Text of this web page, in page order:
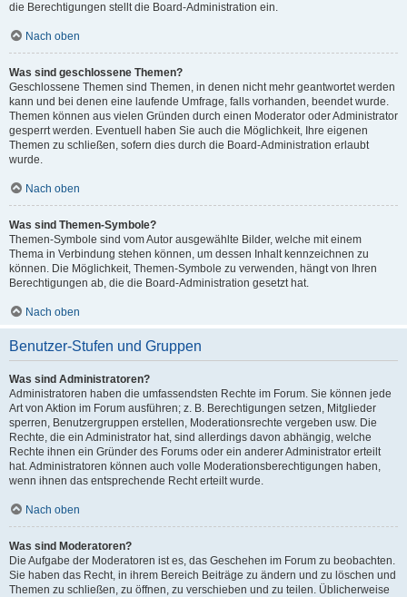
die Berechtigungen stellt die Board-Administration ein.
Nach oben
Was sind geschlossene Themen?
Geschlossene Themen sind Themen, in denen nicht mehr geantwortet werden
kann und bei denen eine laufende Umfrage, falls vorhanden, beendet wurde.
Themen können aus vielen Gründen durch einen Moderator oder Administrator
gesperrt werden. Eventuell haben Sie auch die Möglichkeit, Ihre eigenen
Themen zu schließen, sofern dies durch die Board-Administration erlaubt
wurde.
Nach oben
Was sind Themen-Symbole?
Themen-Symbole sind vom Autor ausgewählte Bilder, welche mit einem
Thema in Verbindung stehen können, um dessen Inhalt kennzeichnen zu
können. Die Möglichkeit, Themen-Symbole zu verwenden, hängt von Ihren
Berechtigungen ab, die die Board-Administration gesetzt hat.
Nach oben
Benutzer-Stufen und Gruppen
Was sind Administratoren?
Administratoren haben die umfassendsten Rechte im Forum. Sie können jede
Art von Aktion im Forum ausführen; z. B. Berechtigungen setzen, Mitglieder
sperren, Benutzergruppen erstellen, Moderationsrechte vergeben usw. Die
Rechte, die ein Administrator hat, sind allerdings davon abhängig, welche
Rechte ihnen ein Gründer des Forums oder ein anderer Administrator erteilt
hat. Administratoren können auch volle Moderationsberechtigungen haben,
wenn ihnen das entsprechende Recht erteilt wurde.
Nach oben
Was sind Moderatoren?
Die Aufgabe der Moderatoren ist es, das Geschehen im Forum zu beobachten.
Sie haben das Recht, in ihrem Bereich Beiträge zu ändern und zu löschen und
Themen zu schließen, zu öffnen, zu verschieben und zu teilen. Üblicherweise